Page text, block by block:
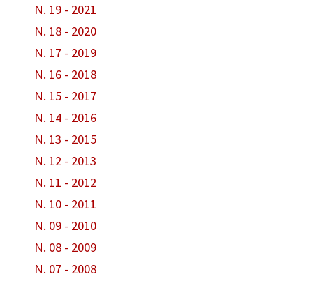
N. 19 - 2021
N. 18 - 2020
N. 17 - 2019
N. 16 - 2018
N. 15 - 2017
N. 14 - 2016
N. 13 - 2015
N. 12 - 2013
N. 11 - 2012
N. 10 - 2011
N. 09 - 2010
N. 08 - 2009
N. 07 - 2008